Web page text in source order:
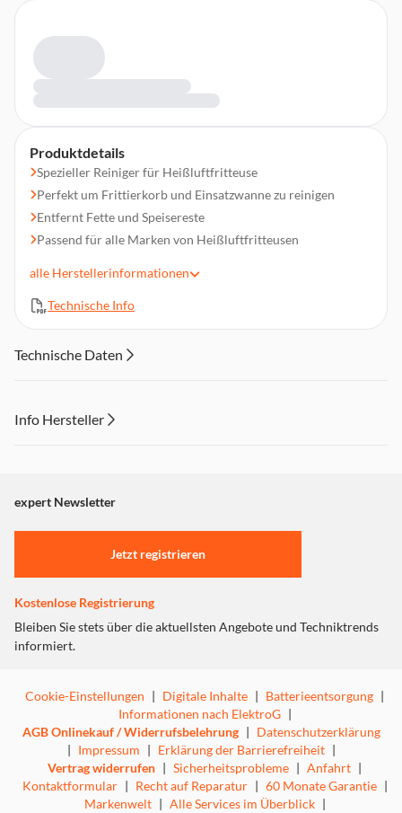
Produktdetails
Spezieller Reiniger für Heißluftfritteuse
Perfekt um Frittierkorb und Einsatzwanne zu reinigen
Entfernt Fette und Speisereste
Passend für alle Marken von Heißluftfritteusen
alle Herstellerinformationen
Technische Info
Technische Daten
Info Hersteller
"Marketing".
Einstellungen anpassen
expert Newsletter
Jetzt registrieren
Kostenlose Registrierung
Bleiben Sie stets über die aktuellsten Angebote und Techniktrends
informiert.
Cookie-Einstellungen | Digitale Inhalte | Batterieentsorgung |
Informationen nach ElektroG |
AGB Onlinekauf / Widerrufsbelehrung | Datenschutzerklärung
| Impressum | Erklärung der Barrierefreiheit |
Vertrag widerrufen | Sicherheitsprobleme | Anfahrt |
Kontaktformular | Recht auf Reparatur | 60 Monate Garantie |
Markenwelt | Alle Services im Überblick |